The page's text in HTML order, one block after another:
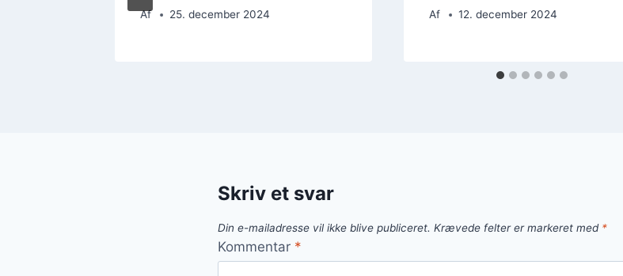
Af 25. december 2024 Af 12. december 2024
Skriv et svar
Din e-mailadresse vil ikke blive publiceret. Krævede felter er markeret med *
Kommentar *